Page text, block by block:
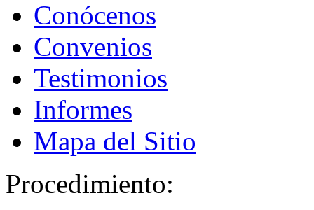
Conócenos
Convenios
Testimonios
Informes
Mapa del Sitio
Procedimiento: